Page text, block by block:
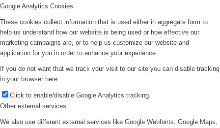
Google Analytics Cookies
These cookies collect information that is used either in aggregate form to
help us understand how our website is being used or how effective our
marketing campaigns are, or to help us customize our website and
application for you in order to enhance your experience.
If you do not want that we track your visit to our site you can disable tracking
in your browser here:
Click to enable/disable Google Analytics tracking.
Other external services
We also use different external services like Google Webfonts, Google Maps,